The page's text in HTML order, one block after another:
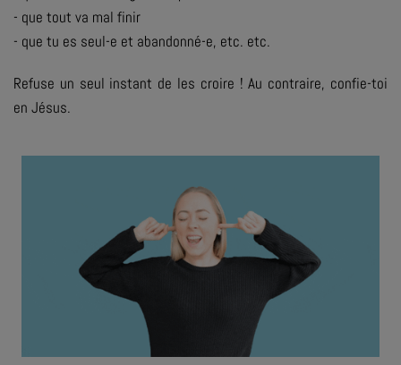
- que tout va mal finir
- que tu es seul-e et abandonné-e, etc. etc.
Refuse un seul instant de les croire ! Au contraire, confie-toi
en Jésus.